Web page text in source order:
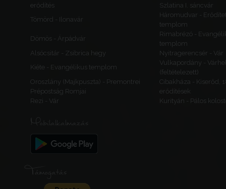
erődítés
Szlatina I. sáncvár
Tömörd - Ilonavár
Háromudvar -
templom
Dömös - Árpádvár
Rimabrézó -
templom
Alsócsitár - Zsibrica hegy
Nyitragerencsér - Vár
Kiéte - Evangélikus templom
Vulkapordány -
(feltételezett)
Oroszlány (Majkpuszta) - Premontrei
Prépostság Romjai
Cibakháza - Kiserőd,
erődítések
Rezi - Vár
Kurityán - Pálos
Mobilalkalmazás
Támogatás